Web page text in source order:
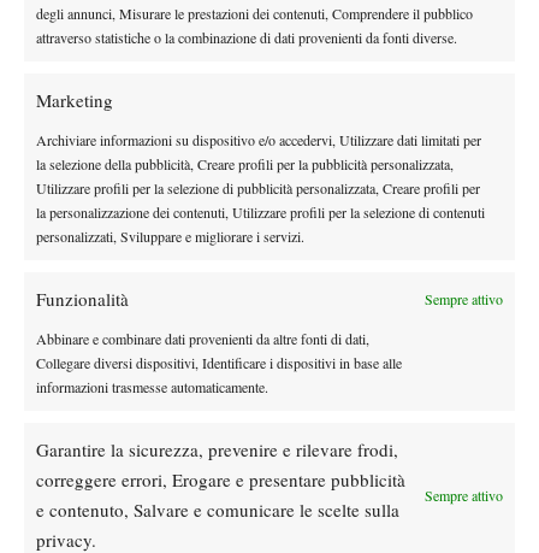
degli annunci, Misurare le prestazioni dei contenuti, Comprendere il pubblico
attraverso statistiche o la combinazione di dati provenienti da fonti diverse.
Marketing
Archiviare informazioni su dispositivo e/o accedervi, Utilizzare dati limitati per
la selezione della pubblicità, Creare profili per la pubblicità personalizzata,
Utilizzare profili per la selezione di pubblicità personalizzata, Creare profili per
la personalizzazione dei contenuti, Utilizzare profili per la selezione di contenuti
personalizzati, Sviluppare e migliorare i servizi.
Funzionalità Sempre attivo
Abbinare e combinare dati provenienti da altre fonti di dati,
Collegare diversi dispositivi, Identificare i dispositivi in base alle
informazioni trasmesse automaticamente.
Garantire la sicurezza, prevenire e rilevare frodi,
correggere errori, Erogare e presentare pubblicità
e contenuto, Salvare e comunicare le scelte sulla
privacy.
Sempre attivo
Rusedski sul futuro di Alcaraz: “Non
giocherà lo US Open, forse non lo vedremo
più nel 2026”
Atp News
manca ancora la costanza, fa male rivivere
Atp News
Effetto Montreal: forfait e sorprese
News
Dalle porte dell’eliminazione alla gloria: